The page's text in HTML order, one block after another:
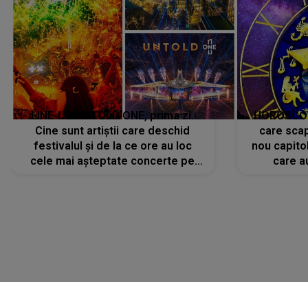
LINE-UP UNTOLD ONE, prima zi.
Cine sunt artiștii care deschid
festivalul și de la ce ore au loc
cele mai așteptate concerte pe
care
nou
care